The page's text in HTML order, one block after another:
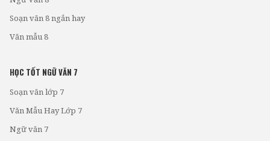
Soạn văn 8 ngắn hay
Văn mẫu 8
HỌC TỐT NGỮ VĂN 7
Soạn văn lớp 7
Văn Mẫu Hay Lớp 7
Ngữ văn 7